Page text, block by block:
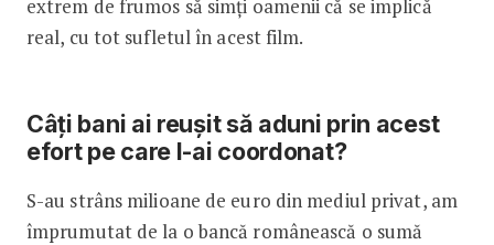
extrem de frumos să simți oamenii că se implică
real, cu tot sufletul în acest film.
Câți bani ai reușit să aduni prin acest
efort pe care l-ai coordonat?
S-au strâns milioane de euro din mediul privat, am
împrumutat de la o bancă românească o sumă